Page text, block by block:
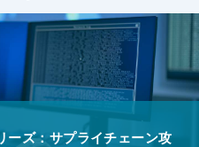
ーズ：サプライチェーン攻